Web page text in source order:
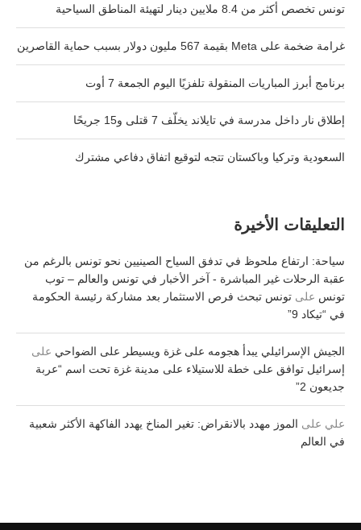
تونس تخصص أكثر من 8.4 ملايين دينار لتهيئة المناطق السياحية
غرامة ضخمة على Meta بقيمة 567 مليون دولار بسبب حماية القاصرين
برنامج أبرز المباريات المنقولة تلفزيًا اليوم الجمعة 7 أوت
إطلاق نار داخل مدرسة في تايلاند يخلّف 7 قتلى و15 جريحًا
السعودية وتركيا وباكستان تتجه لتوقيع اتفاق دفاعي مشترك
التعليقات الأخيرة
سياحة: ارتفاع ملحوظ في تدفق السياح الصينيين نحو تونس بالرغم من
عقبة الرحلات غير المباشرة - آخر الأخبار في تونس والعالم – توب
تونس على تونس تبحث فرص الاستثمار بعد مشاركة رئيسة الحكومة
في “تيكاد 9”
الجيش الإسرائيلي يبدأ هجومه على غزة ويسيطر على الضواحي على
إسرائيل توافق على خطة للاستيلاء على مدينة غزة تحت اسم “عربة
جديعون 2”
علي على الموز مهدد بالانقراض: تغير المناخ يهدد الفاكهة الأكثر شعبية
في العالم